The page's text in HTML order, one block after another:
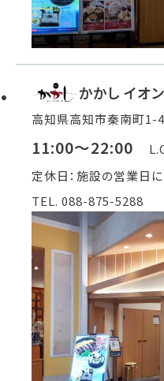
かかし イオ
高知県高知市秦南町1-
11:00～22:00
定休日：施設の営業日
TEL. 088-875-5288